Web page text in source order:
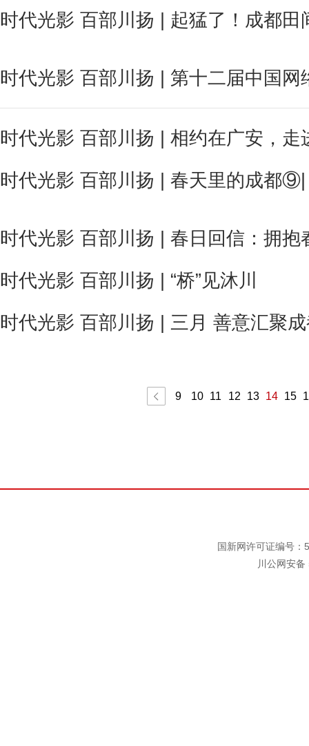
时代光影 百部川扬 | 起猛了！成都田
时代光影 百部川扬 | 第十二届中国网
时代光影 百部川扬 | 相约在广安，走
时代光影 百部川扬 | 春天里的成都
时代光影 百部川扬 | 春日回信：拥抱
时代光影 百部川扬 | “桥”见沐川
时代光影 百部川扬 | 三月 善意汇聚
9 10 11 12 13 14 15
国新网许可证编号
川公网安